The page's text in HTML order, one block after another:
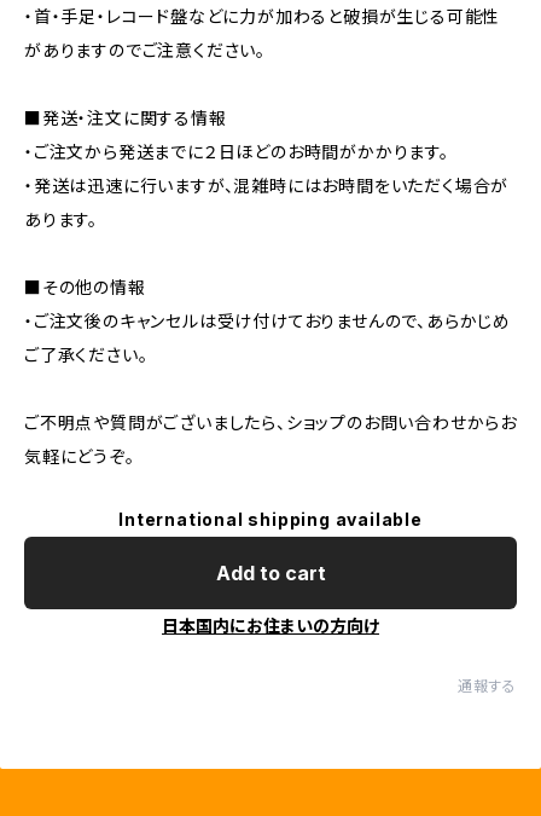
・首・手足・レコード盤などに力が加わると破損が生じる可能性
がありますのでご注意ください。
■発送・注文に関する情報
・ご注文から発送までに２日ほどのお時間がかかります。
・発送は迅速に行いますが、混雑時にはお時間をいただく場合が
あります。
■その他の情報
・ご注文後のキャンセルは受け付けておりませんので、あらかじめ
ご了承ください。
ご不明点や質問がございましたら、ショップのお問い合わせからお
気軽にどうぞ。
International shipping available
Add to cart
日本国内にお住まいの方向け
通報する